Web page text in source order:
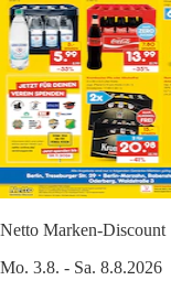
Netto Marken-Discount
Mo. 3.8. - Sa. 8.8.2026